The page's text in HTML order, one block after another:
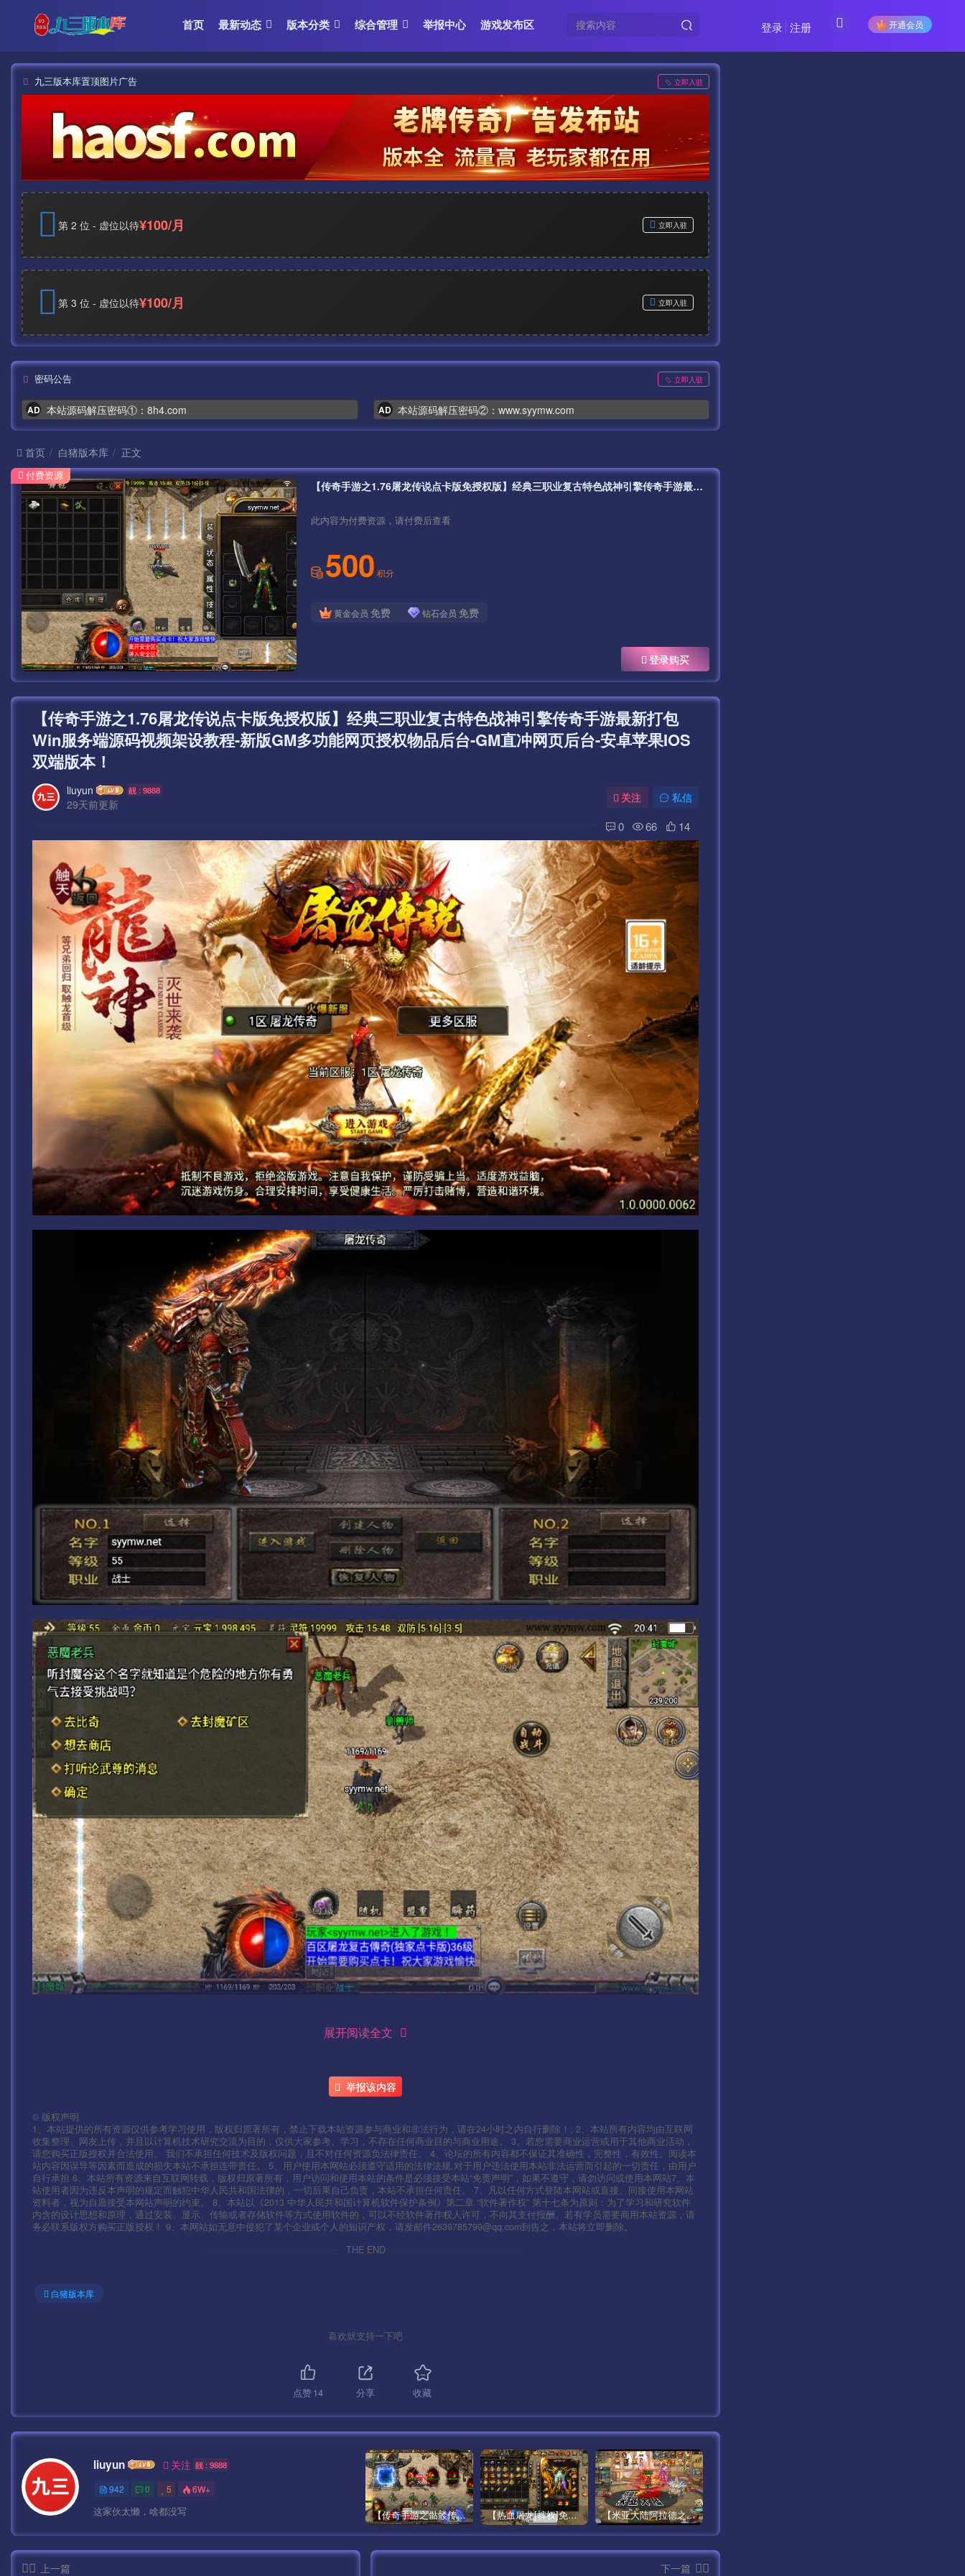
首页 最新动态 版本分类 综合管理 举报中心 游戏发布区 开通会员
登录 注册
九三版本库置顶图片广告 立即入驻
第 2 位 - 虚位以待¥100/月 立即入驻
第 3 位 - 虚位以待¥100/月 立即入驻
密码公告 立即入驻
AD 本站源码解压密码①：8h4.com AD 本站源码解压密码②：www.syymw.com
首页 白猪版本库 正文
【传奇手游之1.76屠龙传说点卡版免授权版】经典三职业复古特色战神引擎传奇手游最新打包Win服务端源码视频架设教程-新版GM多功能网页授权物品后台-GM直冲网页后台-安卓苹果IOS双端版本！
此内容为付费资源，请付费后查看
500 积分
黄金会员 免费 钻石会员 免费
登录购买
付费资源
【传奇手游之1.76屠龙传说点卡版免授权版】经典三职业复古特色战神引擎传奇手游最新打包
Win服务端源码视频架设教程-新版GM多功能网页授权物品后台-GM直冲网页后台-安卓苹果IOS
双端版本！
liuyun 靓 : 9888
29天前更新 关注 私信
0 66 14
展开阅读全文
举报该内容
© 版权声明
1、本站提供的所有资源仅供参考学习使用，版权归原著所有，禁止下载本站资源参与商业和非法行为，请在24小时之内自行删除！; 2、本站所有内容均由互联网
收集整理、网友上传，并且以计算机技术研究交流为目的，仅供大家参考、学习，不存在任何商业目的与商业用途。 3、若您需要商业运营或用于其他商业活动，
请您购买正版授权并合法使用。 我们不承担任何技术及版权问题，且不对任何资源负法律责任。 4、论坛的所有内容都不保证其准确性，完整性，有效性。阅读本
站内容因误导等因素而造成的损失本站不承担连带责任。 5、用户使用本网站必须遵守适用的法律法规,对于用户违法使用本站非法运营而引起的一切责任，由用户
自行承担 6、本站所有资源来自互联网转载，版权归原著所有，用户访问和使用本站的条件是必须接受本站“免责声明”，如果不遵守，请勿访问或使用本网站7、本
站使用者因为违反本声明的规定而触犯中华人民共和国法律的，一切后果自己负责，本站不承担任何责任。 7、凡以任何方式登陆本网站或直接、间接使用本网站
资料者，视为自愿接受本网站声明的约束。 8、本站以《2013 中华人民共和国计算机软件保护条例》第二章 “软件著作权” 第十七条为原则：为了学习和研究软件
内含的设计思想和原理，通过安装、显示、传输或者存储软件等方式使用软件的，可以不经软件著作权人许可，不向其支付报酬。若有学员需要商用本站资源，请
务必联系版权方购买正版授权！ 9、本网站如无意中侵犯了某个企业或个人的知识产权，请发邮件2639785799@qq.com到告之，本站将立即删除。
THE END
白猪版本库
喜欢就支持一下吧
点赞14 分享 收藏
liuyun 关注 靓 : 9888
942 0 5 6W+
这家伙太懒，啥都没写 【传奇手游之骷髅传说第二季十大陆[白猪3]免授权版】经典单职业复古特色战神引擎传奇手游最新打包Win服务端源码视频架设教程-怀旧复古-经典耐玩–新版GM多功能网页授权物品后台-GM直冲网页后台-安卓苹果IOS双端版本！ 【热血屠龙[裤衩]免授权修复版】采用经典战神引擎三职业特色游戏最新打包Win服务端源码视频架设教程-GM直冲后台-新版GM多功能授权物品后台-安卓苹果IOS双端版本-传奇手游！ 【米亚大陆阿拉德之怒三觉醒版本】经典横版格斗闯关剧情手游最新打包Linux服务端源码视频架设教程-安卓苹果IOS双端版本-完善总运营后台-完整全功能GM授权后台-附带整套表格！
上一篇 下一篇